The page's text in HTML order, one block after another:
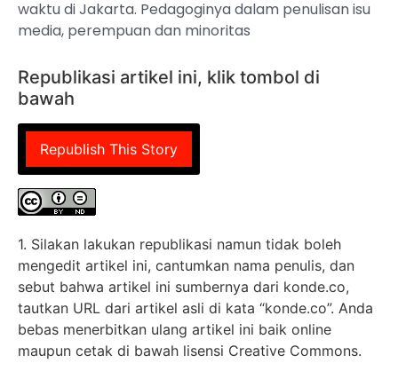
waktu di Jakarta. Pedagoginya dalam penulisan isu
media, perempuan dan minoritas
Republikasi artikel ini, klik tombol di
bawah
Republish This Story
1. Silakan lakukan republikasi namun tidak boleh
mengedit artikel ini, cantumkan nama penulis, dan
sebut bahwa artikel ini sumbernya dari konde.co,
tautkan URL dari artikel asli di kata “konde.co”. Anda
bebas menerbitkan ulang artikel ini baik online
maupun cetak di bawah lisensi Creative Commons.